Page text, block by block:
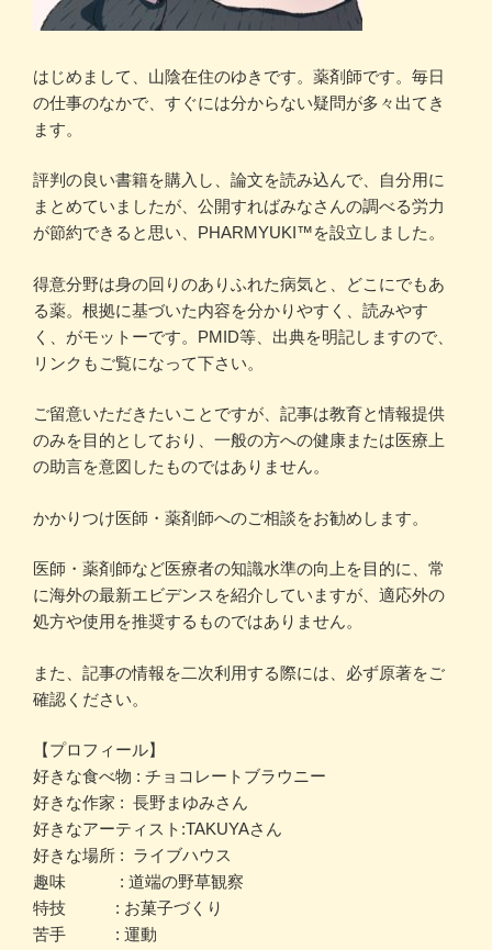
はじめまして、山陰在住のゆきです。薬剤師です。毎日
の仕事のなかで、すぐには分からない疑問が多々出てき
ます。
評判の良い書籍を購入し、論文を読み込んで、自分用に
まとめていましたが、公開すればみなさんの調べる労力
が節約できると思い、PHARMYUKI™を設立しました。
得意分野は身の回りのありふれた病気と、どこにでもあ
る薬。根拠に基づいた内容を分かりやすく、読みやす
く、がモットーです。PMID等、出典を明記しますので、
リンクもご覧になって下さい。
ご留意いただきたいことですが、記事は教育と情報提供
のみを目的としており、一般の方への健康または医療上
の助言を意図したものではありません。
かかりつけ医師・薬剤師へのご相談をお勧めします。
医師・薬剤師など医療者の知識水準の向上を目的に、常
に海外の最新エビデンスを紹介していますが、適応外の
処方や使用を推奨するものではありません。
また、記事の情報を二次利用する際には、必ず原著をご
確認ください。
【プロフィール】
好きな食べ物 : チョコレートブラウニー
好きな作家 : 長野まゆみさん
好きなアーティスト:TAKUYAさん
好きな場所 : ライブハウス
趣味 : 道端の野草観察
特技 : お菓子づくり
苦手 : 運動